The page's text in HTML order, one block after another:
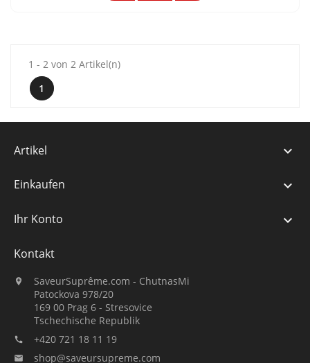
1 - 2 von 2 Artikel(n)
1
Artikel 
Einkaufen 
Ihr Konto 
Kontakt

SaveurSuprême.com - ChutnasMi
Patockova 978/20
169 00 Prag 6 - Stresovice
Tschechische Republik
 +420 721 18 11 19
 shop@saveursupreme.com